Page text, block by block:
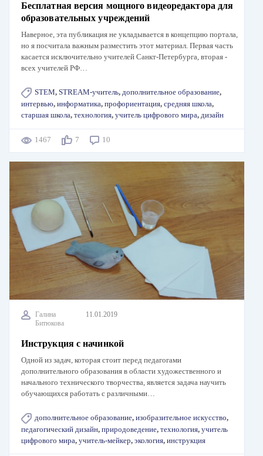
Бесплатная версия мощного видеоредактора для
образовательных учреждений
Наверное, эта публикация не укладывается в концепцию портала,
но я посчитала важным разместить этот материал. Первая часть
каcается исключительно учителей Санкт-Петербурга, вторая -
всех учителей РФ…
STEM, STREAM-учитель, дополнительное образование,
интервью, информатика, профориентация, средняя школа,
старшая школа, технология, учитель цифрового мира, дизайн
1467 7 10
Галина
Битюкова
11.01.2019
Инструкция с начинкой
Одной из задач, которая стоит перед педагогами
дополнительного образования в области художественного и
начального технического творчества, является задача научить
обучающихся работать с различными…
дополнительное образование, изобразительное искусство,
педагогический дизайн, природоведение, технология, учитель
цифрового мира, учитель-мейкер, экология, инструкция